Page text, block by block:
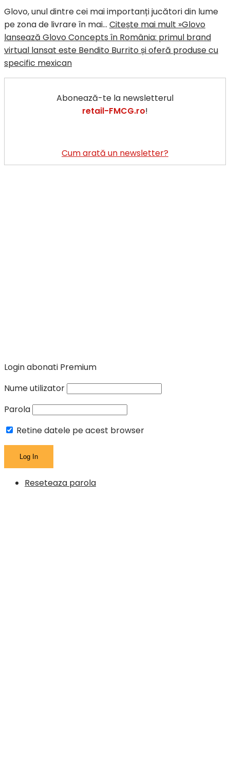
Glovo, unul dintre cei mai importanți jucători din lume
pe zona de livrare în mai… Citește mai mult »Glovo
lansează Glovo Concepts în România: primul brand
virtual lansat este Bendito Burrito și oferă produse cu
specific mexican
Abonează-te la newsletterul
retail-FMCG.ro!
Cum arată un newsletter?
Login abonati Premium
Nume utilizator
Parola
Retine datele pe acest browser
Reseteaza parola